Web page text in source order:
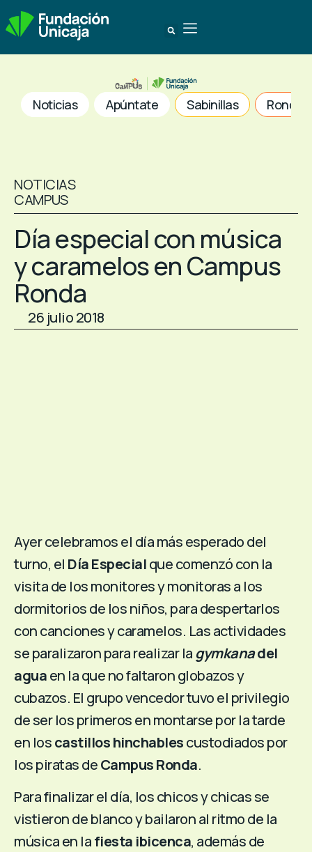
Noticias Apúntate Sabinillas Ronda
NOTICIAS
CAMPUS
Día especial con música
y caramelos en Campus
Ronda
26 julio 2018
Ayer celebramos el día más esperado del
turno, el Día Especialque comenzó con la
visita de los monitores y monitoras a los
dormitorios de los niños, para despertarlos
con canciones y caramelos. Las actividades
se paralizaron para realizar la gymkanadel
aguaen la que no faltaron globazos y
cubazos. El grupo vencedor tuvo el privilegio
de ser los primeros en montarse por la tarde
en loscastillos hinchablescustodiados por
los piratas deCampus Ronda.
Para finalizar el día, los chicos y chicas se
vistieron de blanco y bailaron al ritmo de la
música en lafiesta ibicenca, además de